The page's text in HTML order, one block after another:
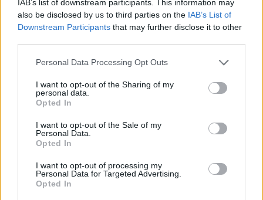
IAB’s list of downstream participants. This information may
also be disclosed by us to third parties on the IAB’s List of
Downstream Participants that may further disclose it to other
Personal Data Processing Opt Outs
I want to opt-out of the Sharing of my
personal data.
Opted In
I want to opt-out of the Sale of my
Personal Data.
Opted In
I want to opt-out of processing my
Personal Data for Targeted Advertising.
Opted In
Sommerpraten